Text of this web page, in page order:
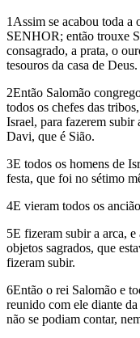
1Assim se acabou toda a
SENHOR; então trouxe
consagrado, a prata, o
tesouros da casa de Deus.
2Então Salomão
todos os chefes das
Israel, para fazerem subir
Davi, que é Sião.
3E todos os homens de
festa, que foi no sétimo
4E vieram todos os
5E fizeram subir a arca,
objetos sagrados, que
fizeram subir.
6Então o rei Salomão e
reunido com ele diante
não se podiam contar,